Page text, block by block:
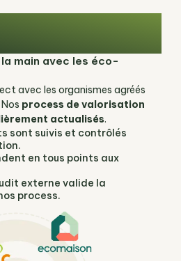
main avec les éco-
avec les organismes agréés
process de valorisation
actualisés.
sont suivis et contrôlés
en tous points aux
externe valide la
process.